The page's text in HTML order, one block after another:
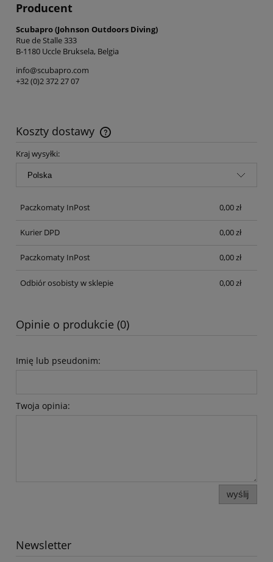
Producent
Scubapro (Johnson Outdoors Diving)
Rue de Stalle 333
B-1180 Uccle Bruksela, Belgia
info@scubapro.com
+32 (0)2 372 27 07
Koszty dostawy
Cena nie zawiera ewentualnych kosztów płatności
Kraj wysyłki:
Paczkomaty InPost 0,00 zł
Kurier DPD 0,00 zł
Paczkomaty InPost 0,00 zł
Odbiór osobisty w sklepie 0,00 zł
Opinie o produkcie (0)
Imię lub pseudonim:
Twoja opinia:
wyślij
Newsletter